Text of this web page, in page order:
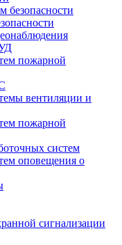
безопасности
пожарной
вентиляции и
пожарной
систем
оповещения о
сигнализации